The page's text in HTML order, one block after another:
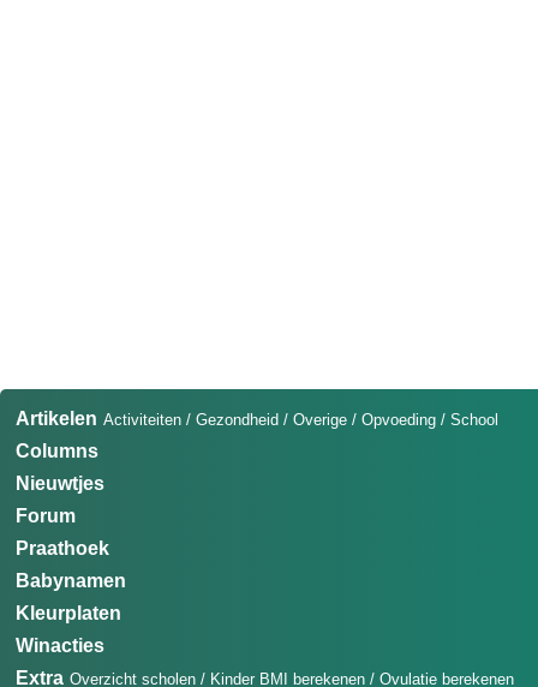
Artikelen Activiteiten / Gezondheid / Overige / Opvoeding / School
Columns
Nieuwtjes
Forum
Praathoek
Babynamen
Kleurplaten
Winacties
Extra Overzicht scholen / Kinder BMI berekenen / Ovulatie berekenen